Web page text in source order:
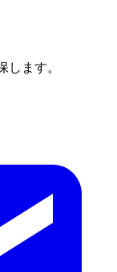
します。